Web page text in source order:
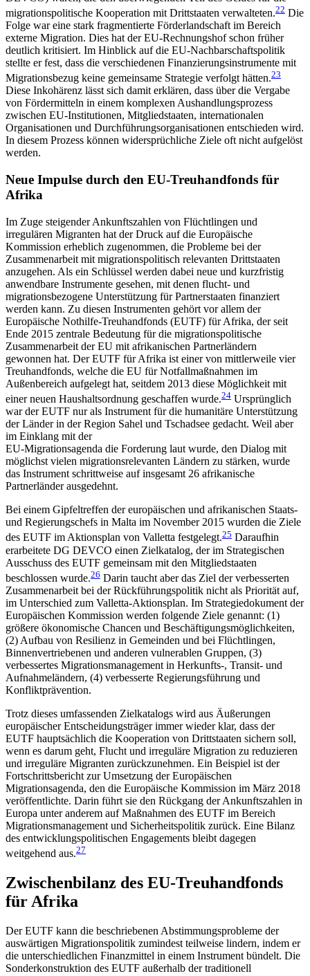
migrationspolitische Kooperation mit Drittstaaten verwalteten.22 Die
Folge war eine stark fragmentierte Förder­landschaft im Bereich
externe Migration. Dies hat der EU-Rechnungshof schon früher
deutlich kritisiert. Im Hinblick auf die EU-Nachbarschaftspolitik
stellte er fest, dass die verschiedenen Finanzierungsinstrumente mit
Migrationsbezug keine gemeinsame Strategie verfolgt hätten.23
Diese Inkohärenz lässt sich damit erklären, dass über die Vergabe
von Fördermitteln in einem komplexen Aushandlungsprozess
zwischen EU-Institutionen, Mitgliedstaaten, internationalen
Organisationen und Durchführungsorganisationen entschieden wird.
In diesem Prozess können wider­sprüchliche Ziele oft nicht aufgelöst
werden.
Neue Impulse durch den EU-Treuhandfonds für
Afrika
Im Zuge steigender Ankunftszahlen von Flüchtlingen und
irregulären Migranten hat der Druck auf die Europäische
Kommission erheblich zugenommen, die Probleme bei der
Zusammenarbeit mit migrations­politisch relevanten Drittstaaten
anzugehen. Als ein Schlüssel werden dabei neue und kurzfristig
anwend­bare Instrumente gesehen, mit denen flucht- und
migrationsbezogene Unterstützung für Partnerstaaten finanziert
werden kann. Zu diesen Instrumenten gehört vor allem der
Europäische Nothilfe-Treuhand­fonds (EUTF) für Afrika, der seit
Ende 2015 zentrale Bedeutung für die migrationspolitische
Zusammenarbeit der EU mit afrikanischen Partnerländern
gewonnen hat. Der EUTF für Afrika ist einer von mittlerweile vier
Treuhandfonds, welche die EU für Notfallmaßnahmen im
Außenbereich aufgelegt hat, seitdem 2013 diese Möglichkeit mit
einer neuen Haushaltsordnung geschaffen wurde.24 Ursprünglich
war der EUTF nur als Instrument für die humanitäre Unterstützung
der Länder in der Region Sahel und Tschadsee gedacht. Weil aber
im Einklang mit der
EU-Migrationsagenda die Forderung laut wurde, den Dialog mit
möglichst vielen migrationsrelevanten Ländern zu stärken, wurde
das Instrument schritt­weise auf insgesamt 26 afrikanische
Partnerländer ausgedehnt.
Bei einem Gipfeltreffen der europäischen und afrikanischen Staats-
und Regierungschefs in Malta im November 2015 wurden die Ziele
des EUTF im Aktionsplan von Valletta festgelegt.25 Daraufhin
erarbeitete DG DEVCO einen Zielkatalog, der im Strategischen
Ausschuss des EUTF gemeinsam mit den Mitgliedstaaten
beschlossen wurde.26 Darin taucht aber das Ziel der verbesserten
Zusammenarbeit bei der Rückführungspolitik nicht als Priorität auf,
im Unterschied zum Valletta-Aktionsplan. Im Strategiedokument der
Europäischen Kommission werden fol­gende Ziele genannt: (1)
größere ökonomische Chan­cen und Beschäftigungsmöglichkeiten,
(2) Aufbau von Resilienz in Gemeinden und bei Flüchtlingen,
Binnenvertriebenen und anderen vulnerablen Grup­pen, (3)
verbessertes Migrationsmanagement in Her­kunfts-, Transit- und
Aufnahmeländern, (4) verbesserte Regierungsführung und
Konfliktprävention.
Trotz dieses umfassenden Zielkatalogs wird aus Äußerungen
europäischer Entscheidungsträger immer wieder klar, dass der
EUTF hauptsächlich die Kooperation von Drittstaaten sichern soll,
wenn es darum geht, Flucht und irreguläre Migration zu redu­zieren
und irreguläre Migranten zurückzunehmen. Ein Beispiel ist der
Fortschrittsbericht zur Umsetzung der Europäischen
Migrationsagenda, den die Euro­päische Kommission im März 2018
veröffentlichte. Darin führt sie den Rückgang der Ankunftszahlen in
Europa unter anderem auf Maßnahmen des EUTF im Bereich
Migrationsmanagement und Sicherheitspolitik zurück. Eine Bilanz
des entwicklungspolitischen Engagements bleibt dagegen
weitgehend aus.27
Zwischenbilanz des EU-Treuhandfonds
für Afrika
Der EUTF kann die beschriebenen Abstimmungs­probleme der
auswärtigen Migrationspolitik zumindest teilweise lindern, indem er
die unterschiedlichen Finanzmittel in einem Instrument bündelt. Die
Son­derkonstruktion des EUTF außerhalb der traditionell